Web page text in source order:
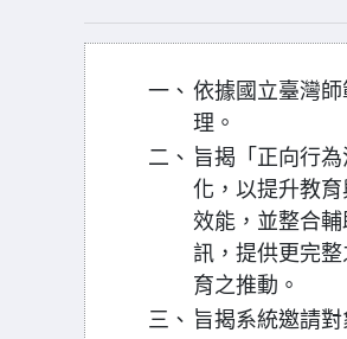
一、 依據國立臺灣師
理。
二、 旨揭「正向行
化，以提升教
效能，並整合
訊，提供更完
育之推動。
三、 旨揭系統邀請